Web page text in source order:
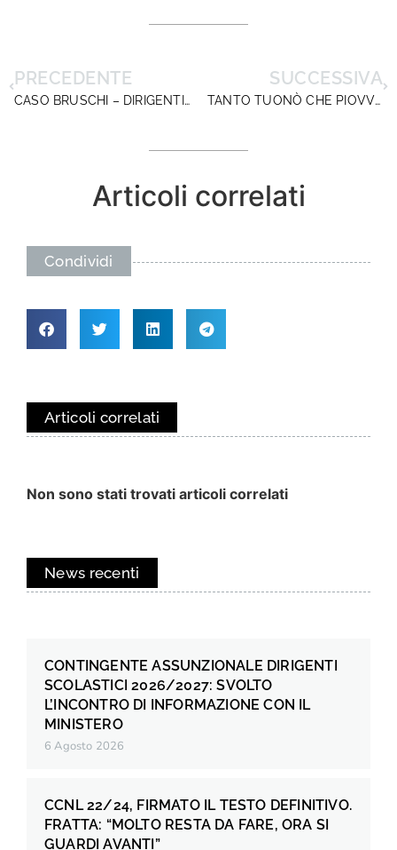
PRECEDENTE
CASO BRUSCHI – DIRIGENTISCUOLA SCRIVE AL MINISTRO
SUCCESSIVA
TANTO TUONÒ CHE PIOVVE: DIRIGENTISCUOLA CONVOCATA AL MIUR PER L’INFORMATIVA SUL FUN
Articoli correlati
Condividi
Articoli correlati
Non sono stati trovati articoli correlati
News recenti
CONTINGENTE ASSUNZIONALE DIRIGENTI
SCOLASTICI 2026/2027: SVOLTO
L’INCONTRO DI INFORMAZIONE CON IL
MINISTERO
6 Agosto 2026
CCNL 22/24, FIRMATO IL TESTO DEFINITIVO.
FRATTA: “MOLTO RESTA DA FARE, ORA SI
GUARDI AVANTI”